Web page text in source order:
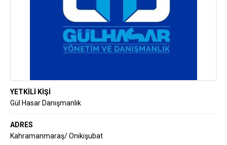
YETKİLİ KİŞİ
Gül Hasar Danışmanlık
ADRES
Kahramanmaraş/ Onikişubat